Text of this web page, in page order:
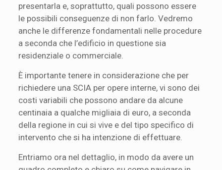
presentarla e, soprattutto, quali possono essere
le possibili conseguenze di non farlo. Vedremo
anche le differenze fondamentali nelle procedure
a seconda che l’edificio in questione sia
residenziale o commerciale.
È importante tenere in considerazione che per
richiedere una SCIA per opere interne, vi sono dei
costi variabili che possono andare da alcune
centinaia a qualche migliaia di euro, a seconda
della regione in cui si vive e del tipo specifico di
intervento che si ha intenzione di effettuare.
Entriamo ora nel dettaglio, in modo da avere un